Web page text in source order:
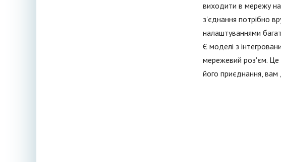
виходити в мережу на
з'єднання потрібно
налаштуваннями
Є моделі з
мережевий роз'єм. Це
його приєднання,